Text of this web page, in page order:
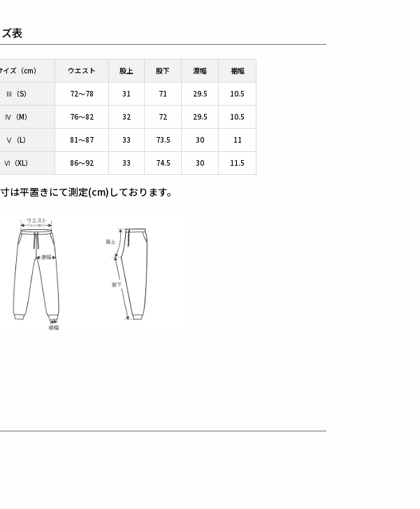
表
イズ（cm） ウエスト 股上 股下 渡幅 裾幅
Ⅲ（S） 72～78 31 71 29.5 10.5
Ⅳ（M） 76～82 32 72 29.5 10.5
Ⅴ（L） 81～87 33 73.5 30 11
Ⅵ（XL） 86～92 33 74.5 30 11.5
は平置きにて測定(cm)しております。